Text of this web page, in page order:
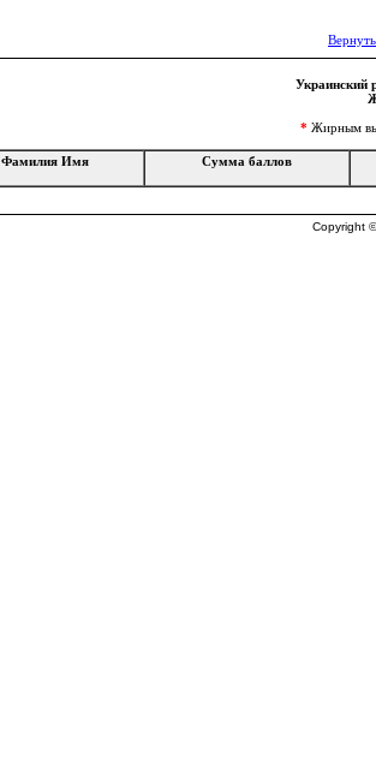
Украинский
* Жирным
Фамилия Имя Сумма баллов
Copyright